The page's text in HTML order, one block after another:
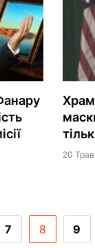
20
7 8 9